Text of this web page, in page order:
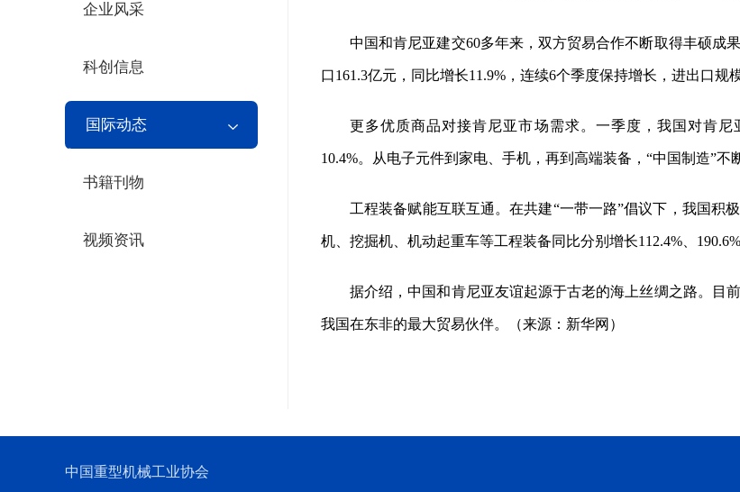
企业风采
科创信息
国际动态
书籍刊物
视频资讯
中国和肯尼亚建交60多年来，双方贸易合作不断取得丰硕成
口161.3亿元，同比增长11.9%，连续6个季度保持增长，进出口规
更多优质商品对接肯尼亚市场需求。一季度，我国对肯尼
10.4%。从电子元件到家电、手机，再到高端装备，“中国制造”不
工程装备赋能互联互通。在共建“一带一路”倡议下，我国积
机、挖掘机、机动起重车等工程装备同比分别增长112.4%、
据介绍，中国和肯尼亚友谊起源于古老的海上丝绸之路。目
我国在东非的最大贸易伙伴。（来源：新华网）
中国重型机械工业协会